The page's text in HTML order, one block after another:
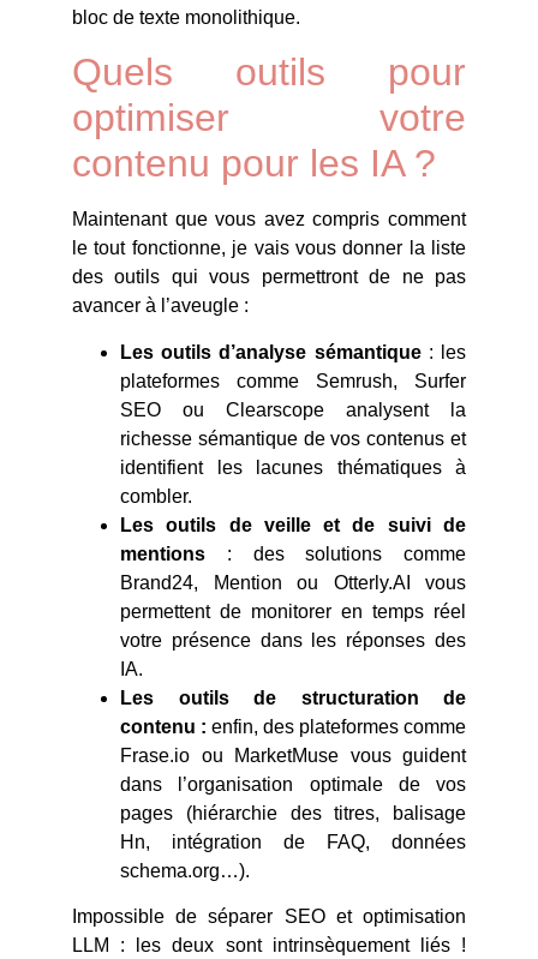
bloc de texte monolithique.
Quels outils pour
optimiser votre
contenu pour les IA ?
Maintenant que vous avez compris comment
le tout fonctionne, je vais vous donner la liste
des outils qui vous permettront de ne pas
avancer à l’aveugle :
Les outils d’analyse sémantique: les
plateformes comme Semrush, Surfer
SEO ou Clearscope analysent la
richesse sémantique de vos contenus et
identifient les lacunes thématiques à
combler.
Les outils de veille et de suivi de
mentions : des solutions comme
Brand24, Mention ou Otterly.AI vous
permettent de monitorer en temps réel
votre présence dans les réponses des
IA.
Les outils de structuration de
contenu : enfin, des plateformes comme
Frase.io ou MarketMuse vous guident
dans l’organisation optimale de vos
pages (hiérarchie des titres, balisage
Hn, intégration de FAQ, données
schema.org…).
Impossible de séparer SEO et optimisation
LLM : les deux sont intrinsèquement liés !